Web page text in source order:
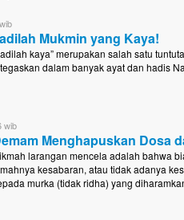
Mukmin yang Kaya!
kaya” merupakan salah satu
wib
Menghapuskan Dosa
larangan mencela adalah bahwa
kesabaran, atau tidak adanya
murka (tidak ridha) yang